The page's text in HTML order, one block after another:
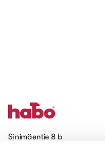
Sinimäentie 8 b